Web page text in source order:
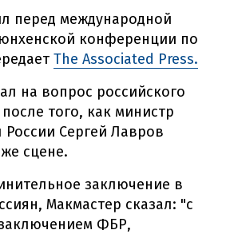
перед международной
конференции по
The Associated Press.
на вопрос российского
того, как министр
России Сергей Лавров
сцене.
заключение в
Макмастер сказал: "с
ФБР,